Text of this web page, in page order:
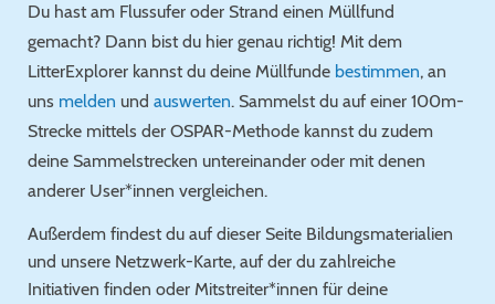
Du hast am Flussufer oder Strand einen Müllfund
gemacht? Dann bist du hier genau richtig! Mit dem
LitterExplorer kannst du deine Müllfunde bestimmen, an
uns melden und auswerten. Sammelst du auf einer 100m-
Strecke mittels der OSPAR-Methode kannst du zudem
deine Sammelstrecken untereinander oder mit denen
anderer User*innen vergleichen.
Außerdem findest du auf dieser Seite Bildungsmaterialien
und unsere Netzwerk-Karte, auf der du zahlreiche
Initiativen finden oder Mitstreiter*innen für deine